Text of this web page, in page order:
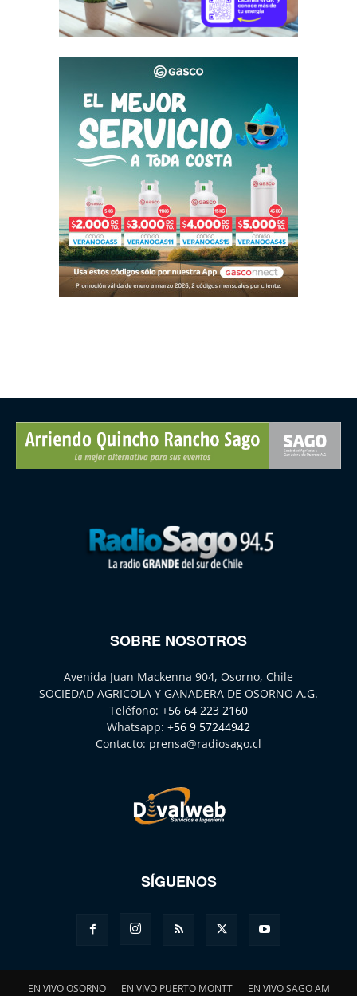
SOBRE NOSOTROS
Avenida Juan Mackenna 904, Osorno, Chile
SOCIEDAD AGRICOLA Y GANADERA DE OSORNO A.G.
Teléfono: +56 64 223 2160
Whatsapp: +56 9 57244942
Contacto: prensa@radiosago.cl
SÍGUENOS
EN VIVO OSORNO EN VIVO PUERTO MONTT EN VIVO SAGO AM